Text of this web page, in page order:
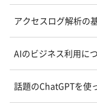
アクセスログ解析の
AIのビジネス利用に
話題のChatGPTを使